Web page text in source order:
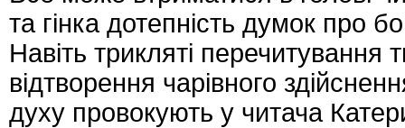
та гінка дотепність думок про
Навіть трикляті перечитування
відтворення чарівного
духу провокують у читача